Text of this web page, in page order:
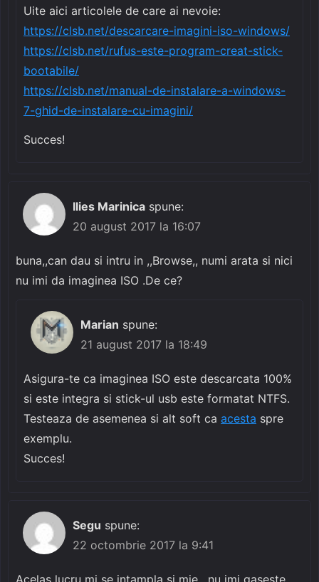
Uite aici articolele de care ai nevoie:
https://clsb.net/descarcare-imagini-iso-windows/
https://clsb.net/rufus-este-program-creat-stick-
bootabile/
https://clsb.net/manual-de-instalare-a-windows-
7-ghid-de-instalare-cu-imagini/
Succes!
Ilies Marinica spune:
20 august 2017 la 16:07
buna,,can dau si intru in ,,Browse,, numi arata si nici
nu imi da imaginea ISO .De ce?
Marian spune:
21 august 2017 la 18:49
Asigura-te ca imaginea ISO este descarcata 100%
si este integra si stick-ul usb este formatat NTFS.
Testeaza de asemenea si alt soft ca acesta spre
exemplu.
Succes!
Segu spune:
22 octombrie 2017 la 9:41
Acelas lucru mi se intampla si mie , nu imi gaseste